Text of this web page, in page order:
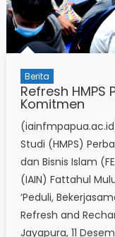
Berita
Refresh HMPS
Komitmen
Studi (HMPS)
dan Bisnis Islam
(IAIN) Fattahul
‘Peduli,
Refresh and
Jayapura, 11